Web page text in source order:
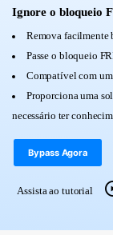
Soluções
Sobre nós
Veja Toolkit Completo >
Productos
Para PC
Para Celular
Ver Todos Os
Guia & Suporte
Ações rápidas
Recursos
Transferir Dados
Gerenciador de
Entrar
Ignore o bloqueio
Remova facilmente
Passe o bloqueio
Compatível com
Proporciona uma
necessário ter
Bypass Agora
Assista ao tutorial